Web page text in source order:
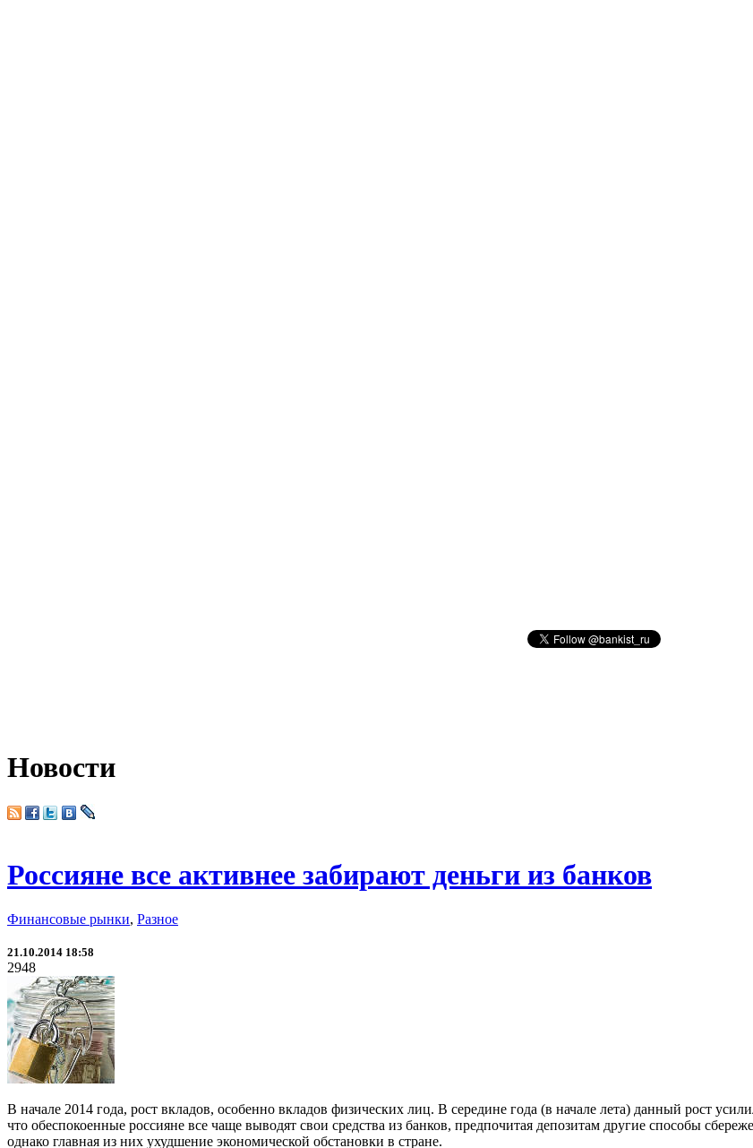
Новости
Россияне все активнее забирают деньги из банков
Финансовые рынки, Разное
21.10.2014 18:58
2948
В начале 2014 года, рост вкладов, особенно вкладов физических лиц. В середине года (в начале лета) данный рост
что обеспокоенные россияне все чаще выводят свои средства из банков, предпочитая депозитам другие способы
однако главная из них ухудшение экономической обстановки в стране.